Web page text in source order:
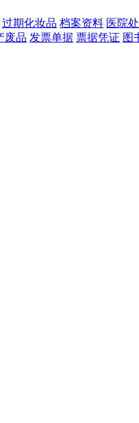
过期化妆品 档案资料 医院
废品 发票单据 票据凭证 图